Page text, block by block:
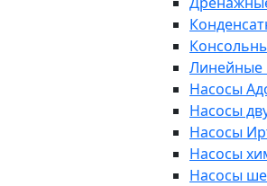
Линейные
Насосы
Насосы
Насосы
Насосы
Насосы